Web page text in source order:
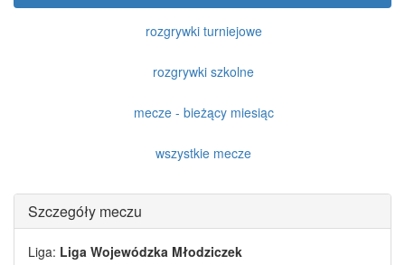
rozgrywki turniejowe
rozgrywki szkolne
mecze - bieżący miesiąc
wszystkie mecze
Szczegóły meczu
Liga: Liga Wojewódzka Młodziczek